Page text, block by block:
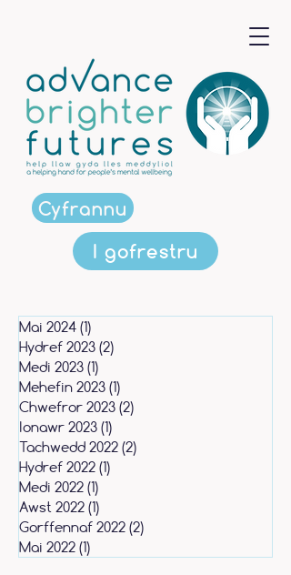
Cyfrannu
I gofrestru
Mai 2024 (1)
Hydref 2023 (2)
Medi 2023 (1)
Mehefin 2023 (1)
Chwefror 2023 (2)
Ionawr 2023 (1)
Tachwedd 2022 (2)
Hydref 2022 (1)
Medi 2022 (1)
Awst 2022 (1)
Gorffennaf 2022 (2)
Mai 2022 (1)